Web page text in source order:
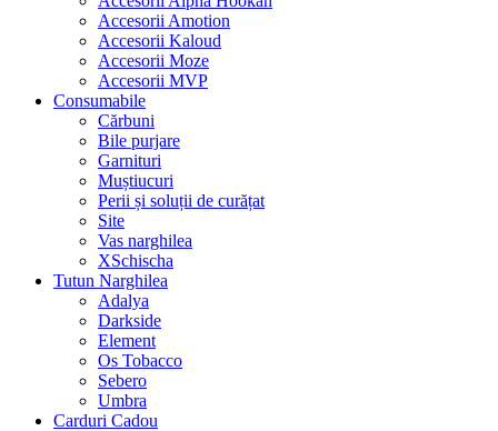
Accesorii Amotion
Accesorii Kaloud
Accesorii Moze
Accesorii MVP
Consumabile
Cărbuni
Bile purjare
Garnituri
Muștiucuri
Perii și soluții de curățat
Site
Vas narghilea
XSchischa
Tutun Narghilea
Adalya
Darkside
Element
Os Tobacco
Sebero
Umbra
Carduri Cadou